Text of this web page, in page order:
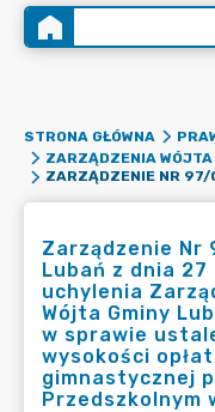
STRONA GŁÓWNA
ZARZĄDZENIA WÓJTA
Zarządzenie Nr
Lubań z dnia
uchylenia
Wójta Gminy
w sprawie
wysokości
gimnastycznej
Przedszkolnym